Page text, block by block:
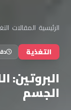
الرئيسية المقالات
التغذية
البروتين:
الجسم